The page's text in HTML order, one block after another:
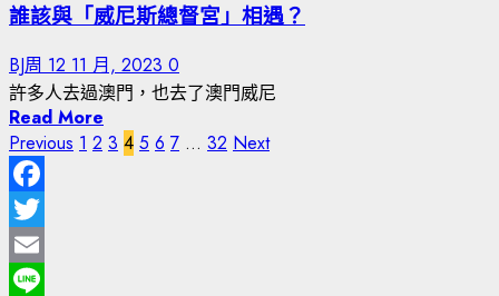
誰該與「威尼斯總督宮」相遇？
BJ周 12 11 月, 2023 0
許多人去過澳門，也去了澳門威尼
Read More
文
章
分
頁
Previous 1 2 3 4 5 6 7 ... 32 Next
Facebook
Twitter
Email